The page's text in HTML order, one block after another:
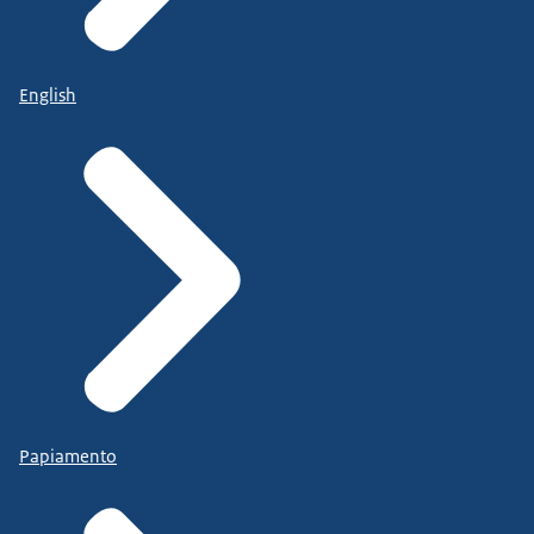
English
Papiamento